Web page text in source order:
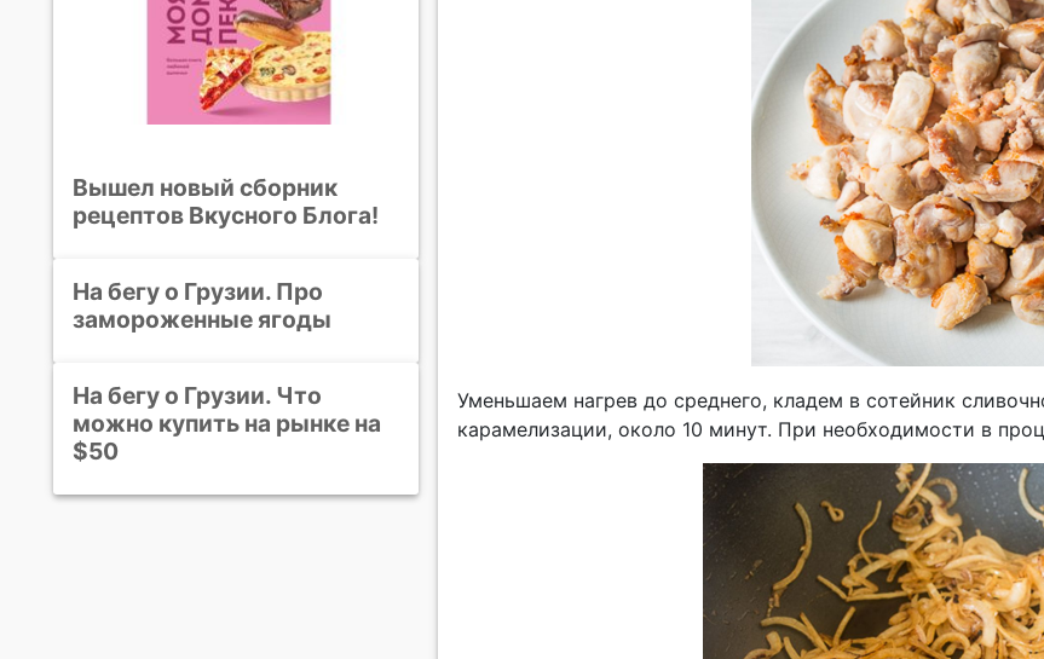
Уменьшаем нагрев до среднего, кладем в сотейник
карамелизации, около 10 минут. При необходимости в
Вышел новый сборник
рецептов Вкусного Блога!
На бегу о Грузии. Про
замороженные ягоды
На бегу о Грузии. Что
можно купить на рынке на
$50